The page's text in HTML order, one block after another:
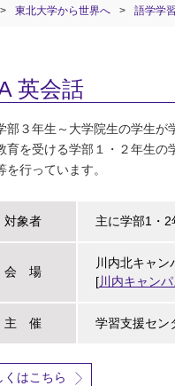
> 東北大学から世界へ > 語学学習
英会話
部３年生～大学院生の学生が
育を受ける学部１・２年生の
を行っています。
対象者 主に学部1・2
会 場
川内北キャ
[川内キャン
主 催 学習支援セン
くはこちら